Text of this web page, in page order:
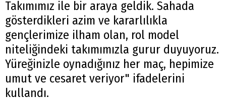
Takımımız ile bir araya geldik. Sahada
gösterdikleri azim ve kararlılıkla
gençlerimize ilham olan, rol model
niteliğindeki takımımızla gurur duyuyoruz.
Yüreğinizle oynadığınız her maç, hepimize
umut ve cesaret veriyor" ifadelerini
kullandı.